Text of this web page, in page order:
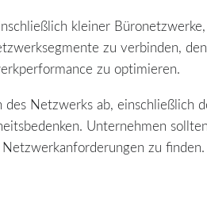
kleiner
zu verbinden,
zu optimieren.
Netzwerks ab, einschließlich
Unternehmen
zu finden.